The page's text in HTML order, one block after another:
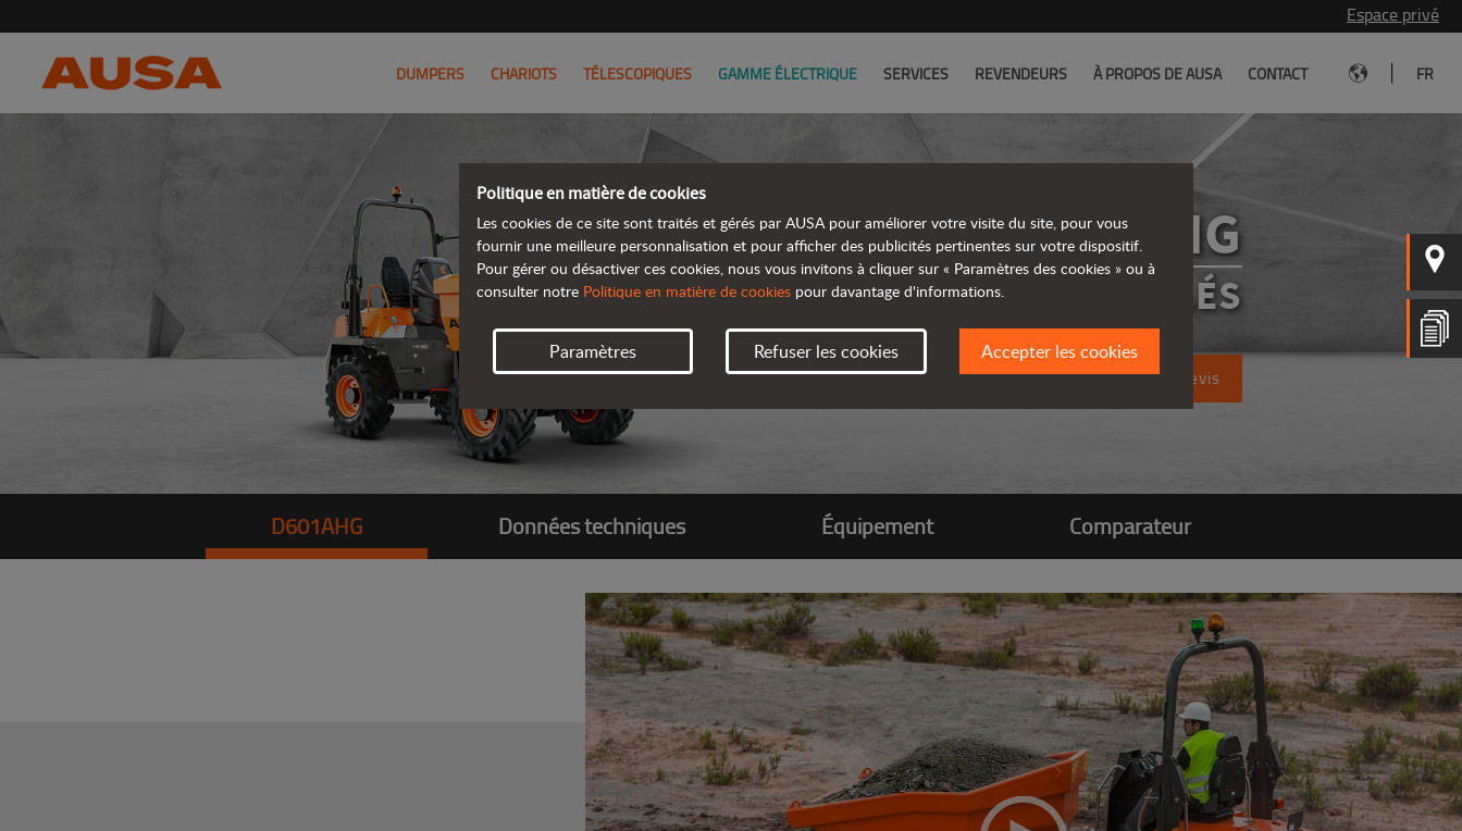
Espace privé
DUMPERS CHARIOTS TÉLESCOPIQUES GAMME ÉLECTRIQUE SERVICES REVENDEURS À PROPOS DE AUSA CONTACT FR
D601AHG
DUMPERS ARTICULÉS
Demandez un devis
D601AHG Données techniques Équipement Comparateur
Politique en matière de cookies
Les cookies de ce site sont traités et gérés par AUSA pour améliorer votre visite du site, pour vous
fournir une meilleure personnalisation et pour afficher des publicités pertinentes sur votre dispositif.
Pour gérer ou désactiver ces cookies, nous vous invitons à cliquer sur « Paramètres des cookies » ou à
consulter notre Politique en matière de cookies pour davantage d'informations.
Paramètres Refuser les cookies Accepter les cookies